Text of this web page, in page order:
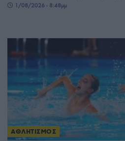
1/08/2026 - 8:48μμ
ΑΘΛΗΤΙΣΜΟΣ